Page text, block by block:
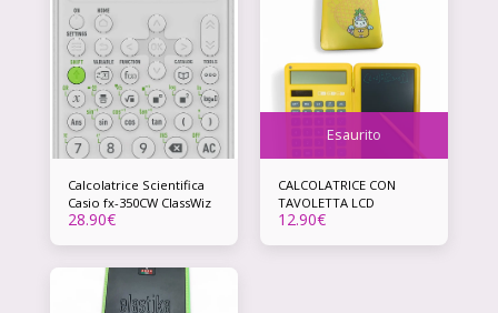
Calcolatrice Scientifica
Casio fx-350CW ClassWiz
28.90€
Esaurito
CALCOLATRICE CON
TAVOLETTA LCD
12.90€